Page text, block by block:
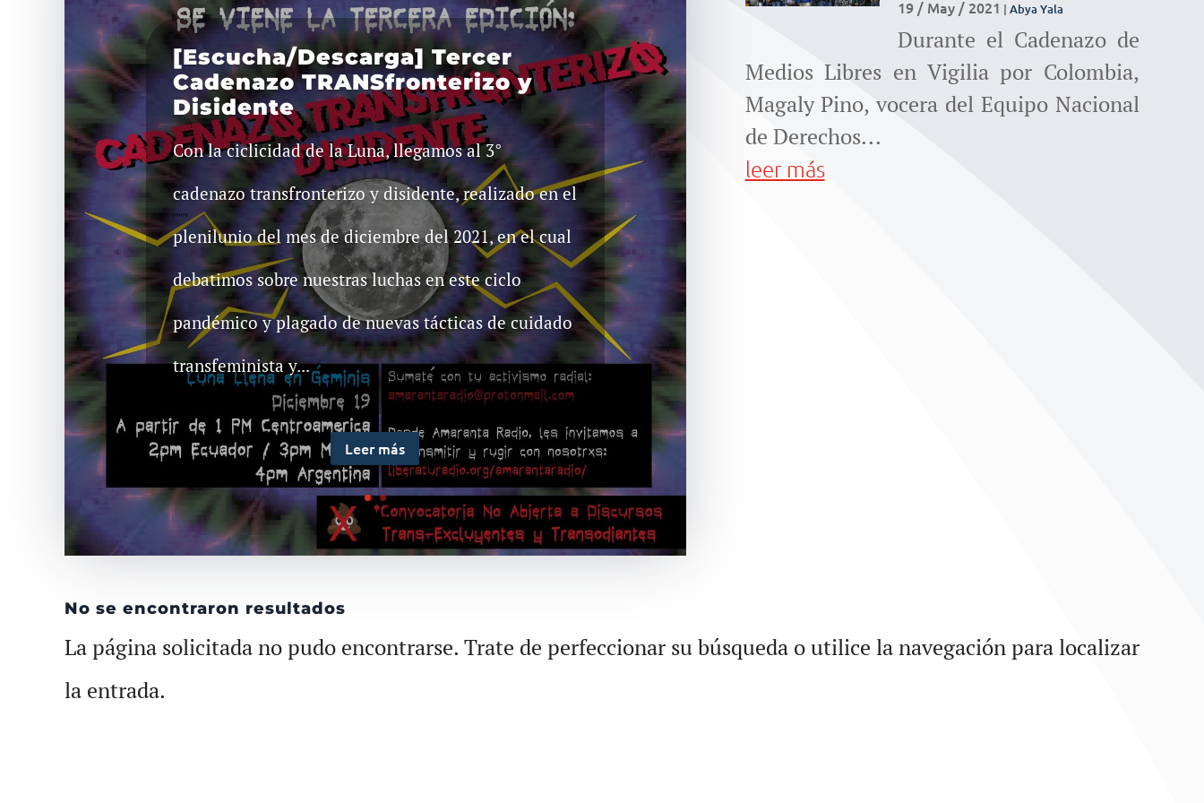
aumentar
o
[Escucha/Descarga] Tercer
Cadenazo TRANSfronterizo y
Disidente
Con la ciclicidad de la Luna, llegamos al 3°
cadenazo transfronterizo y disidente, realizado en el
plenilunio del mes de diciembre del 2021, en el cual
debatimos sobre nuestras luchas en este ciclo
pandémico y plagado de nuevas tácticas de cuidado
transfeminista y...
Leer más
19 / May / 2021 | Abya Yala
Durante el Cadenazo de
Medios Libres en Vigilia por Colombia,
Magaly Pino, vocera del Equipo Nacional
de Derechos...
leer más
No se encontraron resultados
La página solicitada no pudo encontrarse. Trate de perfeccionar su búsqueda o utilice la navegación para localizar
la entrada.